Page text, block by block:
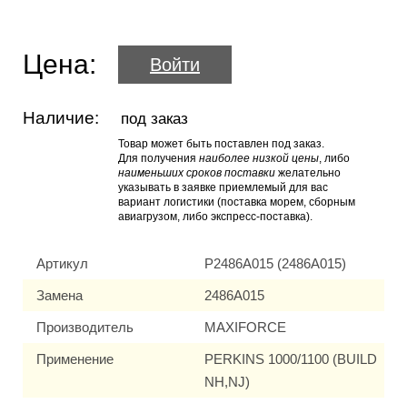
Цена: Войти
Наличие: под заказ
Товар может быть поставлен под заказ.
Для получения наиболее низкой цены , либо
наименьших сроков поставки желательно
указывать в заявке приемлемый для вас
вариант логистики (поставка морем, сборным
авиагрузом, либо экспресс-поставка).
Артикул P2486A015 (2486A015)
Замена 2486A015
Производитель MAXIFORCE
Применение
PERKINS 1000/1100 (BUILD
NH,NJ)